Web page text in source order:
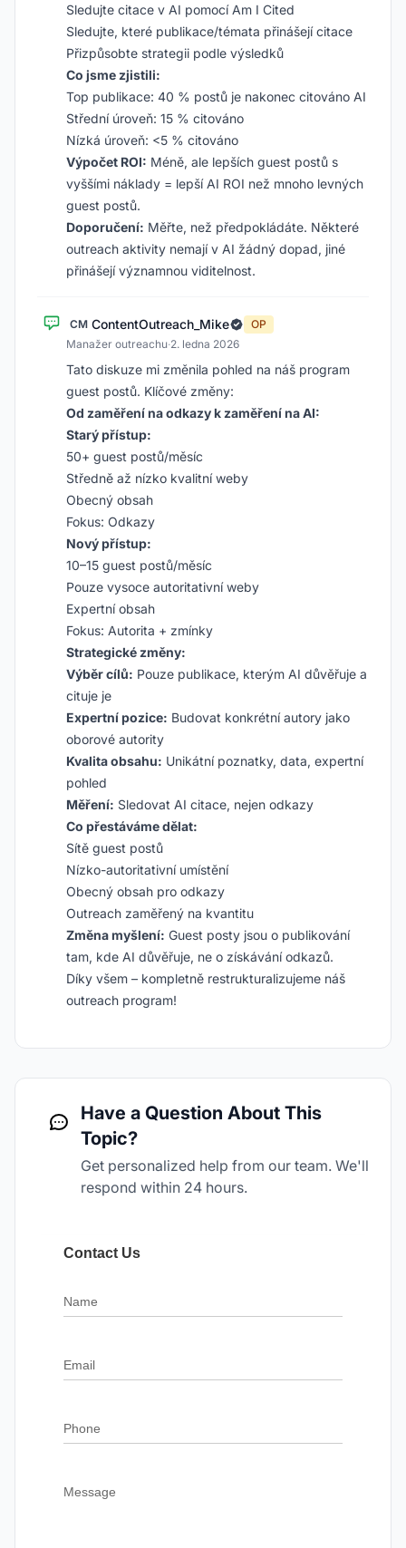
Sledujte citace v AI pomocí Am I Cited
Sledujte, které publikace/témata přinášejí citace
Přizpůsobte strategii podle výsledků
Co jsme zjistili:
Top publikace: 40 % postů je nakonec citováno AI
Střední úroveň: 15 % citováno
Nízká úroveň: <5 % citováno
Výpočet ROI: Méně, ale lepších guest postů s
vyššími náklady = lepší AI ROI než mnoho levných
guest postů.
Doporučení: Měřte, než předpokládáte. Některé
outreach aktivity nemají v AI žádný dopad, jiné
přinášejí významnou viditelnost.
CM ContentOutreach_Mike
OP
Manažer outreachu·2. ledna 2026
Tato diskuze mi změnila pohled na náš program
guest postů. Klíčové změny:
Od zaměření na odkazy k zaměření na AI:
Starý přístup:
50+ guest postů/měsíc
Středně až nízko kvalitní weby
Obecný obsah
Fokus: Odkazy
Nový přístup:
10–15 guest postů/měsíc
Pouze vysoce autoritativní weby
Expertní obsah
Fokus: Autorita + zmínky
Strategické změny:
Výběr cílů: Pouze publikace, kterým AI důvěřuje a
cituje je
Expertní pozice: Budovat konkrétní autory jako
oborové autority
Kvalita obsahu: Unikátní poznatky, data, expertní
pohled
Měření: Sledovat AI citace, nejen odkazy
Co přestáváme dělat:
Sítě guest postů
Nízko-autoritativní umístění
Obecný obsah pro odkazy
Outreach zaměřený na kvantitu
Změna myšlení: Guest posty jsou o publikování
tam, kde AI důvěřuje, ne o získávání odkazů.
Díky všem – kompletně restrukturalizujeme náš
outreach program!
Have a Question About This
Topic?
Get personalized help from our team. We'll
respond within 24 hours.